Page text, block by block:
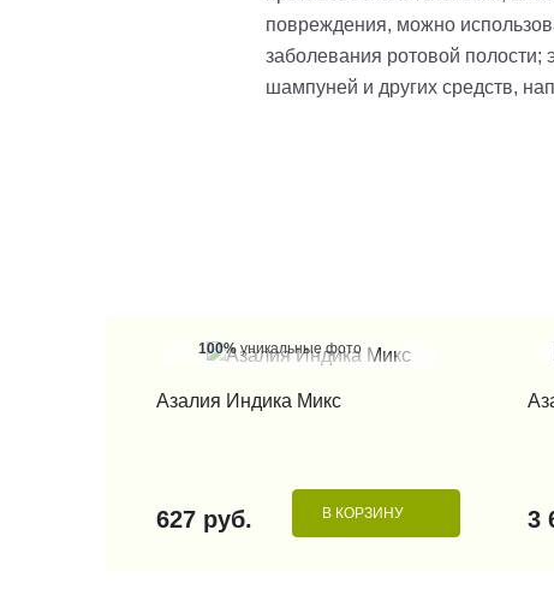
повреждения, можно
заболевания ротовой полости;
шампуней и других средств,
100% уникальные фото
Азалия Индика Микс
627 руб. В КОРЗИНУ 3